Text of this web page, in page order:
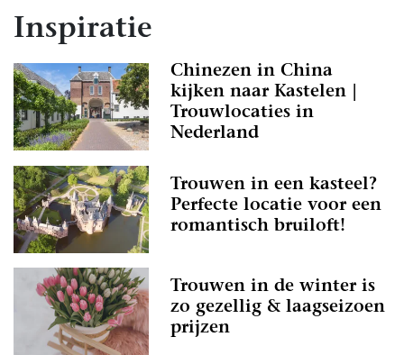
Inspiratie
Chinezen in China
kijken naar Kastelen |
Trouwlocaties in
Nederland
Trouwen in een kasteel?
Perfecte locatie voor een
romantisch bruiloft!
Trouwen in de winter is
zo gezellig & laagseizoen
prijzen